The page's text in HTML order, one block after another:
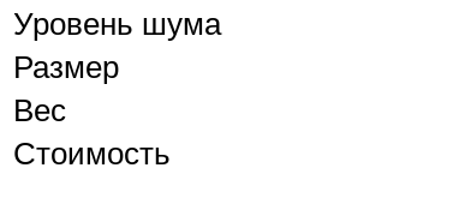
Уровень шума
Размер
Вес
Стоимость